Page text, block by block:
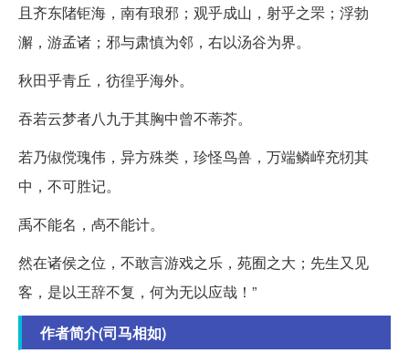
且齐东陼钜海，南有琅邪；观乎成山，射乎之罘；浮勃
澥，游孟诸；邪与肃慎为邻，右以汤谷为界。
秋田乎青丘，彷徨乎海外。
吞若云梦者八九于其胸中曾不蒂芥。
若乃俶傥瑰伟，异方殊类，珍怪鸟兽，万端鳞崪充牣其
中，不可胜记。
禹不能名，卨不能计。
然在诸侯之位，不敢言游戏之乐，苑囿之大；先生又见
客，是以王辞不复，何为无以应哉！”
作者简介(司马相如)